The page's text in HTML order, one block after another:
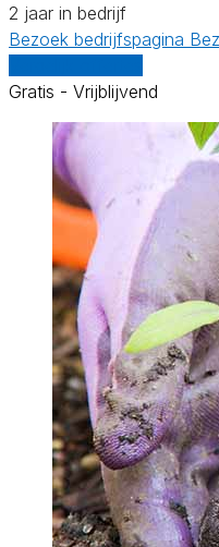
2 jaar in bedrijf
Bezoek bedrijfspagina
Gratis - Vrijblijvend